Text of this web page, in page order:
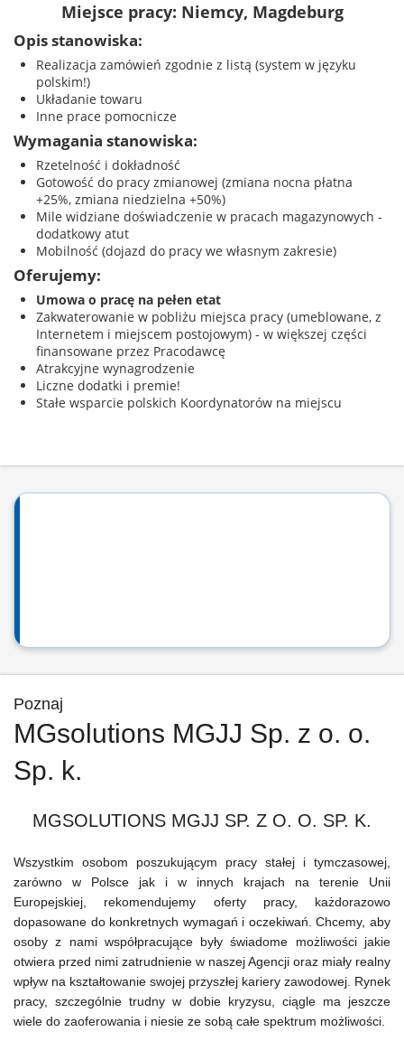
Miejsce pracy: Niemcy, Magdeburg
Opis stanowiska:
Realizacja zamówień zgodnie z listą (system w języku
polskim!)
Układanie towaru
Inne prace pomocnicze
Wymagania stanowiska:
Rzetelność i dokładność
Gotowość do pracy zmianowej (zmiana nocna płatna
+25%, zmiana niedzielna +50%)
Mile widziane doświadczenie w pracach magazynowych -
dodatkowy atut
Mobilność (dojazd do pracy we własnym zakresie)
Oferujemy:
Umowa o pracę na pełen etat
Zakwaterowanie w pobliżu miejsca pracy (umeblowane, z
Internetem i miejscem postojowym) - w większej części
finansowane przez Pracodawcę
Atrakcyjne wynagrodzenie
Liczne dodatki i premie!
Stałe wsparcie polskich Koordynatorów na miejscu
Poznaj
MGsolutions MGJJ Sp. z o. o.
Sp. k.
MGSOLUTIONS MGJJ SP. Z O. O. SP. K.
Wszystkim osobom poszukującym pracy stałej i tymczasowej,
zarówno w Polsce jak i w innych krajach na terenie Unii
Europejskiej, rekomendujemy oferty pracy, każdorazowo
dopasowane do konkretnych wymagań i oczekiwań. Chcemy, aby
osoby z nami współpracujące były świadome możliwości jakie
otwiera przed nimi zatrudnienie w naszej Agencji oraz miały realny
wpływ na kształtowanie swojej przyszłej kariery zawodowej. Rynek
pracy, szczególnie trudny w dobie kryzysu, ciągle ma jeszcze
wiele do zaoferowania i niesie ze sobą całe spektrum możliwości.